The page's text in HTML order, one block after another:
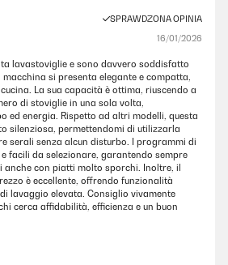
SPRAWDZONA OPINIA
16/01/2026
lavastoviglie e sono davvero soddisfatto
macchina si presenta elegante e compatta,
La sua capacità è ottima, riuscendo a
di stoviglie in una sola volta,
ed energia. Rispetto ad altri modelli, questa
silenziosa, permettendomi di utilizzarla
serali senza alcun disturbo. I programmi di
facili da selezionare, garantendo sempre
con piatti molto sporchi. Inoltre, il
è eccellente, offrendo funzionalità
lavaggio elevata. Consiglio vivamente
cerca affidabilità, efficienza e un buon